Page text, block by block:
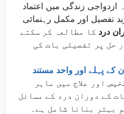
ازدواجی زندگی میں اعتماد
تفصیل اور مکمل رہنمائی
درد کا مطالعہ کر سکتے
حل پر تفصیلی بات کی
کے پہلے اور واحد مستند
اور علاج میں ماہر
کے دوران درد کے مسائل
بہتر بنانا شامل ہے۔